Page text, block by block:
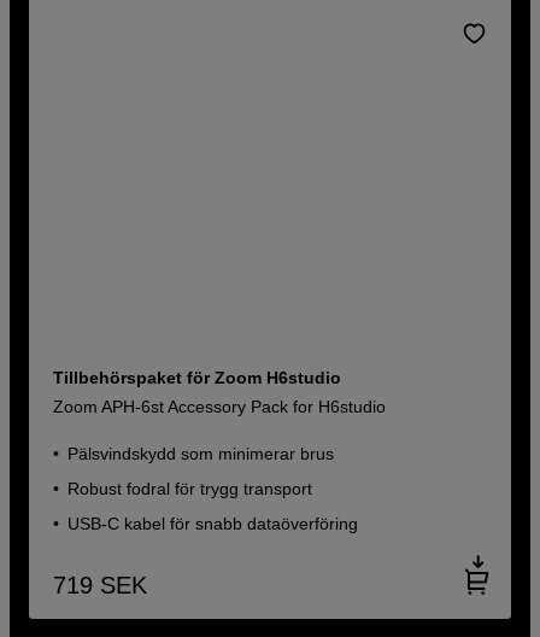
Tillbehörspaket för Zoom H6studio
Zoom APH-6st Accessory Pack for H6studio
Pälsvindskydd som minimerar brus
Robust fodral för trygg transport
USB-C kabel för snabb dataöverföring
719 SEK